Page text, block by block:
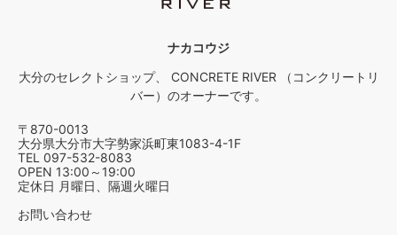
ナカコウジ
大分のセレクトショップ、 CONCRETE RIVER （コンクリートリ
バー）のオーナーです。
〒870-0013
大分県大分市大字勢家浜町東1083-4-1F
TEL 097-532-8083
OPEN 13:00～19:00
定休日 月曜日、隔週火曜日
お問い合わせ